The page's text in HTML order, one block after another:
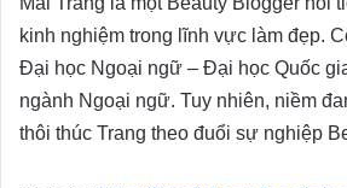
kinh nghiệm trong lĩnh vực làm đẹp.
Đại học Ngoại ngữ – Đại học Quốc
ngành Ngoại ngữ. Tuy nhiên, niềm
thôi thúc Trang theo đuổi sự nghiệp